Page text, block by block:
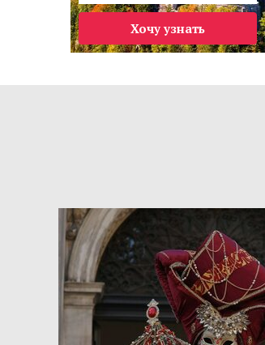
Хочу узнать